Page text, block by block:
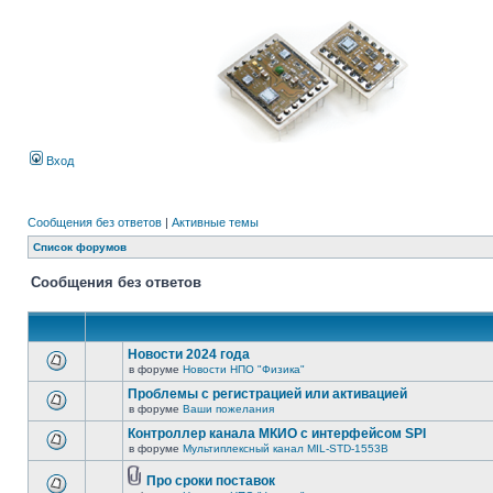
Вход
Сообщения без ответов | Активные темы
Список форумов
Сообщения без ответов
Новости 2024 года
в форуме Новости НПО "Физика"
Проблемы с регистрацией или активацией
в форуме Ваши пожелания
Контроллер канала МКИО с интерфейсом SPI
в форуме Мультиплексный канал MIL-STD-1553B
Про сроки поставок